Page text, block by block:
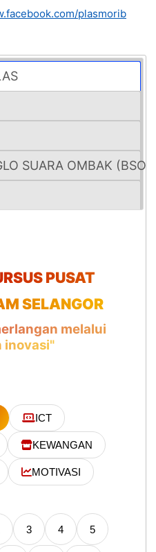
plasmorib
SUARA OMBAK (BSO)
PUSAT
SELANGOR
melalui
inovasi"
ICT
KEWANGAN
MOTIVASI
3 4 5